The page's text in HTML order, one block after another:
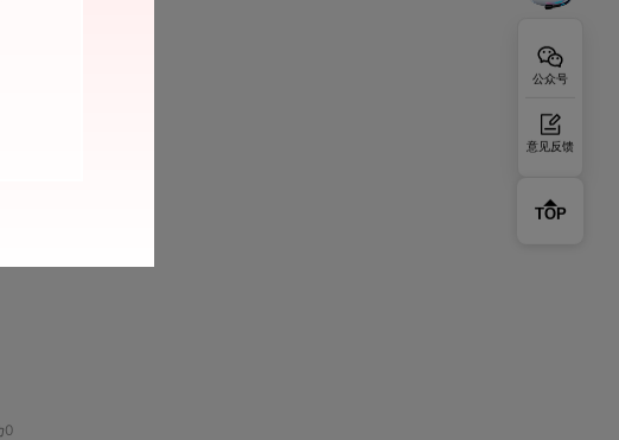
0
公众号
意见反馈
TOP